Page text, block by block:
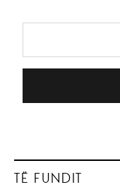
TË FUNDIT